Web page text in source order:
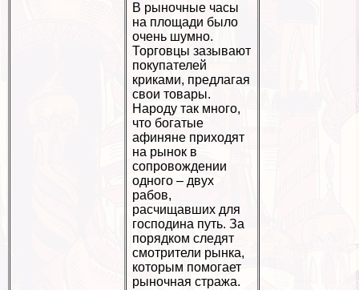
В рыночные часы
на площади было
очень шумно.
Торговцы зазывают
покупателей
криками, предлагая
свои товары.
Народу так много,
что богатые
афиняне приходят
на рынок в
сопровождении
одного – двух
рабов,
расчищавших для
господина путь. За
порядком следят
смотрители рынка,
которым помогает
рыночная стража.